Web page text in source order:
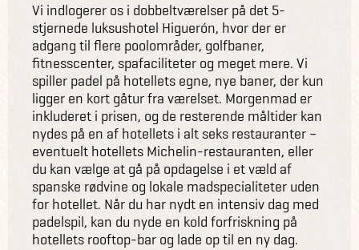
Vi indlogerer os i dobbeltværelser på det 5-
stjernede luksushotel Higuerón, hvor der er
adgang til flere poolområder, golfbaner,
fitnesscenter, spafaciliteter og meget mere. Vi
spiller padel på hotellets egne, nye baner, der kun
ligger en kort gåtur fra værelset. Morgenmad er
inkluderet i prisen, og de resterende måltider kan
nydes på en af hotellets i alt seks restauranter –
eventuelt hotellets Michelin-restauranten, eller
du kan vælge at gå på opdagelse i et væld af
spanske rødvine og lokale madspecialiteter uden
for hotellet. Når du har nydt en intensiv dag med
padelspil, kan du nyde en kold forfriskning på
hotellets rooftop-bar og lade op til en ny dag.